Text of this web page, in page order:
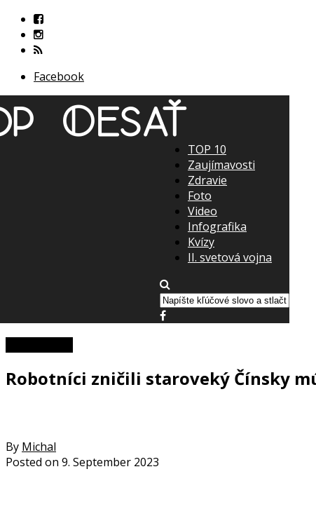
Facebook
TOP 10
Zaujímavosti
Zdravie
Foto
Video
Infografika
Kvízy
II. svetová vojna
Robotníci zničili staroveký Čínsky
By Michal
Posted on 9. September 2023